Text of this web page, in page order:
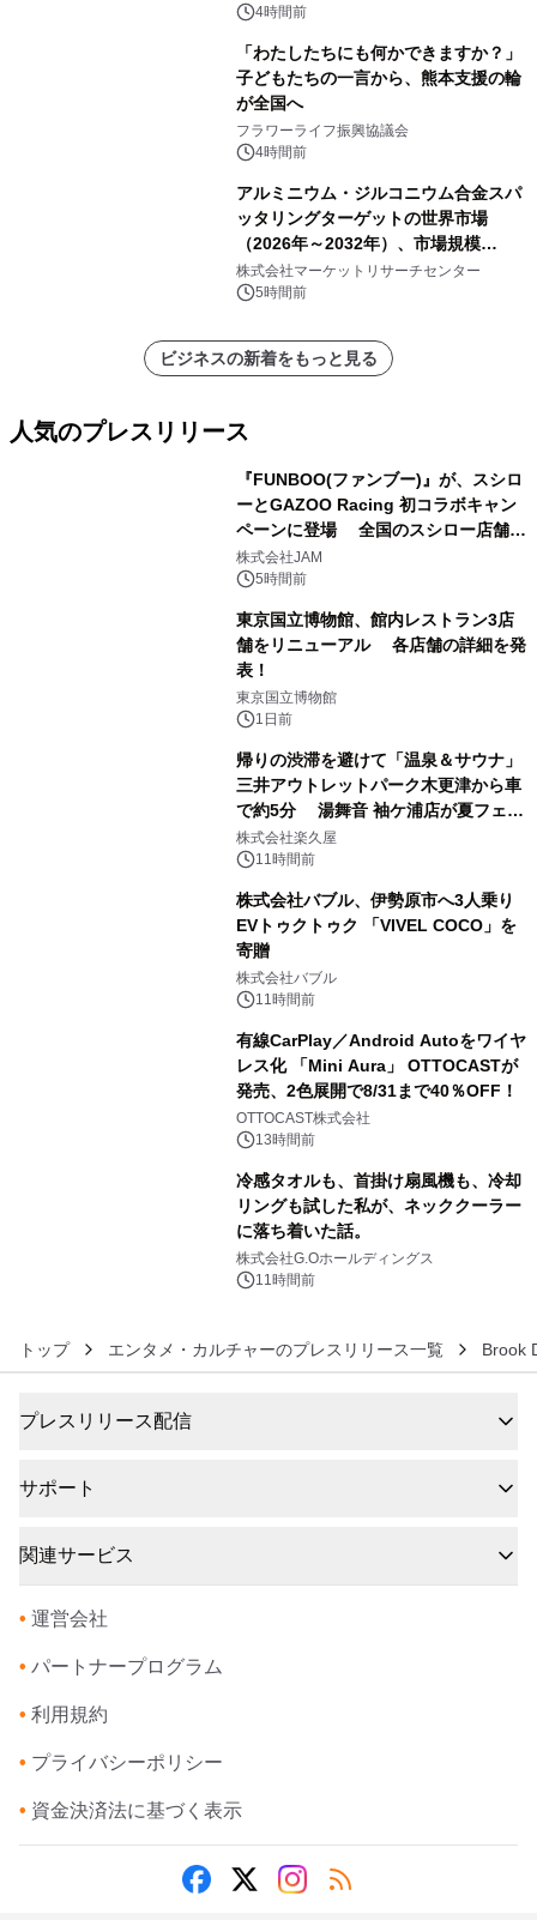
4時間前
「わたしたちにも何かできますか？」
子どもたちの一言から、熊本支援の輪
が全国へ
フラワーライフ振興協議会
4時間前
アルミニウム・ジルコニウム合金スパ
ッタリングターゲットの世界市場
（2026年～2032年）、市場規模
（0.995、0.999、その他）・分析レポ
ートを発表
株式会社マーケットリサーチセンター
5時間前
ビジネスの新着をもっと見る
人気のプレスリリース
『FUNBOO(ファンブー)』が、スシロ
ーとGAZOO Racing 初コラボキャン
ペーンに登場 全国のスシロー店舗で
GR 4車種の FUNBOO(ミニカー)付き
メニューが展開されます
株式会社JAM
5時間前
東京国立博物館、館内レストラン3店
舗をリニューアル 各店舗の詳細を発
表！
東京国立博物館
1日前
帰りの渋滞を避けて「温泉＆サウナ」
三井アウトレットパーク木更津から車
で約5分 湯舞音 袖ケ浦店が夏フェア
メニューを提供
株式会社楽久屋
11時間前
株式会社バブル、伊勢原市へ3人乗り
EVトゥクトゥク 「VIVEL COCO」を
寄贈
株式会社バブル
11時間前
有線CarPlay／Android Autoをワイヤ
レス化 「Mini Aura」 OTTOCASTが
発売、2色展開で8/31まで40％OFF！
OTTOCAST株式会社
13時間前
冷感タオルも、首掛け扇風機も、冷却
リングも試した私が、ネッククーラー
に落ち着いた話。
株式会社G.Oホールディングス
11時間前
トップ エンタメ・カルチャーのプレスリリース一覧 Brook
プレスリリース配信
サポート
関連サービス
• 運営会社
• パートナープログラム
• 利用規約
• プライバシーポリシー
• 資金決済法に基づく表示